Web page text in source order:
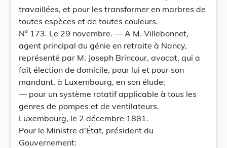
travaillées, et pour les transformer en marbres de
toutes espèces et de toutes couleurs.
N° 173. Le 29 novembre. — A M. Villebonnet,
agent principal du génie en retraite à Nancy,
représenté par M. Joseph Brincour, avocat, qui a
fait élection de domicile, pour lui et pour son
mandant, à Luxembourg, en son élude;
— pour un système rotatif applicable à tous les
genres de pompes et de ventilateurs.
Luxembourg, le 2 décembre 1881.
Pour le Ministre d'État, président du
Gouvernement: